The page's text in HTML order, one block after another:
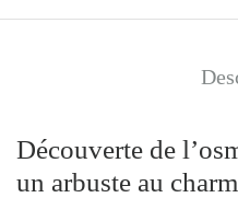
Découverte de
un arbuste au